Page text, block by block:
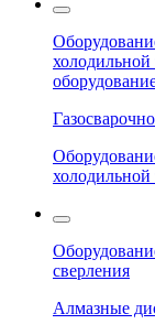
сверления
Алмазные